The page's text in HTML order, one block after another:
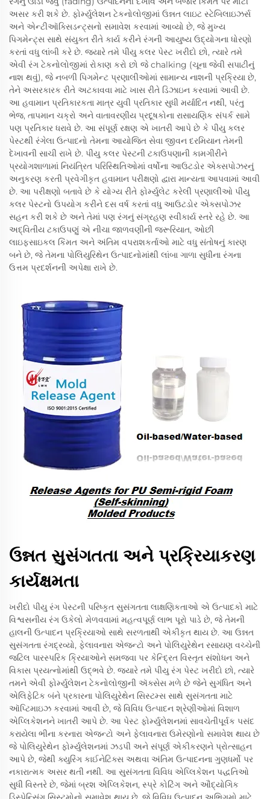
અસર કરી શકે છે. ફોર્મ્યુલેશન ટેકનોલોજીમાં ઉન્નત લાઇટ સ્ટેબિલાઇઝર્સ
અને એન્ટીઑક્સિડન્ટ્સનો સમાવેશ કરવામાં આવ્યો છે, જે મુખ્ય
પિગમેન્ટ્સ સાથે સંયુક્ત રીતે કાર્ય કરીને રંગની આયુષ્ય ઉદ્યોગના ધોરણો
કરતાં વધુ લાંબી કરે છે. જ્યારે તમે પીયુ કલર પેસ્ટ ખરીદો છો, ત્યારે તમે
એવી રંગ ટેકનોલોજીમાં રોકાણ કરો છો જે chalking (ચૂના જેવી સપાટીનું
નાશ થવું), જે નબળી પિગમેન્ટ પ્રણાલીઓમાં સામાન્ય નાશની પ્રક્રિયા છે,
તેને અસરકારક રીતે અટકાવવા માટે ખાસ રીતે ડિઝાઇન કરવામાં આવી છે.
આ હવામાન પ્રતિકારકતા માત્ર યુવી પ્રતિકાર સુધી મર્યાદિત નથી, પરંતુ
ભેજ, તાપમાન ચક્રો અને વાતાવરણીય પ્રદૂષકોના રાસાયણિક સંપર્ક સામે
પણ પ્રતિકાર ધરાવે છે. આ સંપૂર્ણ રક્ષણ એ ખાતરી આપે છે કે પીયુ કલર
પેસ્ટથી રંગેલા ઉત્પાદનો તેમના આયોજિત સેવા જીવન દરમિયાન તેમની
દેખાવની સાચી રાખે છે. પીયુ કલર પેસ્ટની ટકાઉપણાની કામગીરીને
પ્રયોગશાળામાં નિયંત્રિત પરિસ્થિતિઓમાં વર્ષોના આઉટડોર એક્સપોઝરનું
અનુકરણ કરતી પ્રવેગીકૃત હવામાન પરીક્ષણો દ્વારા માન્યતા આપવામાં આવી
છે. આ પરીક્ષણો બતાવે છે કે યોગ્ય રીતે ફોર્મ્યુલેટ કરેલી પ્રણાલીઓ પીયુ
કલર પેસ્ટનો ઉપયોગ કરીને દસ વર્ષ કરતાં વધુ આઉટડોર એક્સપોઝર
સહન કરી શકે છે અને તેમાં પણ રંગનું સંગ્રહણ સ્વીકાર્ય સ્તરે રહે છે. આ
અદ્વિતીય ટકાઉપણું એ નીચા જાળવણીની જરૂરિયાત, ઓછી
લાઇફસાઇકલ કિંમત અને અંતિમ વપરાશકર્તાઓ માટે વધુ સંતોષનું કારણ
બને છે, જે તેમના પોલિયુરિથેન ઉત્પાદનોમાંથી લાંબા ગાળા સુધીના રંગના
ઉત્તમ પ્રદર્શનની અપેક્ષા રાખે છે.
ઉન્નત સુસંગતતા અને પ્રક્રિયાકરણ
કાર્યક્ષમતા
ખરીદો પીયુ રંગ પેસ્ટની પરિષ્કૃત સુસંગતતા લાક્ષણિકતાઓ એ ઉત્પાદકો માટે
વિશ્વસનીય રંગ ઉકેલો મેળવવામાં મહત્વપૂર્ણ લાભ પૂરો પાડે છે, જે તેમની
હાલની ઉત્પાદન પ્રક્રિયાઓ સાથે સરળતાથી એકીકૃત થાય છે. આ ઉન્નત
સુસંગતતા રંગદ્રવ્યો, ફેલાવનારા એજન્ટો અને પોલિયુરેથેન રસાયણ વચ્ચેની
જટિલ પારસ્પરિક ક્રિયાઓને સમજવા પર કેન્દ્રિત વિસ્તૃત સંશોધન અને
વિકાસ પ્રયત્નોમાંથી ઉદ્ભવે છે. જ્યારે તમે પીયુ રંગ પેસ્ટ ખરીદો છો, ત્યારે
તમને એવી ફોર્મ્યુલેશન ટેકનોલોજીની ઍક્સેસ મળે છે જેને સુગંધિત અને
એલિફેટિક બંને પ્રકારના પોલિયુરેથેન સિસ્ટમ્સ સાથે સુસંગતતા માટે
ઑપ્ટિમાઇઝ કરવામાં આવી છે, જે વિવિધ ઉત્પાદન શ્રેણીઓમાં વિશાળ
એપ્લિકેશનને ખાતરી આપે છે. આ પેસ્ટ ફોર્મ્યુલેશનમાં સાવચેતીપૂર્વક પસંદ
કરાયેલા ભીના કરનારા એજન્ટો અને ફેલાવનારા ઉમેરણોનો સમાવેશ થાય છે
જે પોલિયુરેથેન ફોર્મ્યુલેશનમાં ઝડપી અને સંપૂર્ણ એકીકરણને પ્રોત્સાહન
આપે છે, જેથી ક્યુરિંગ કાઈનેટિક્સ અથવા અંતિમ ઉત્પાદનના ગુણધર્મો પર
નકારાત્મક અસર થતી નથી. આ સુસંગતતા વિવિધ એપ્લિકેશન પદ્ધતિઓ
સુધી વિસ્તરે છે, જેમાં બ્રશ એપ્લિકેશન, સ્પ્રે કોટિંગ અને ઔદ્યોગિક